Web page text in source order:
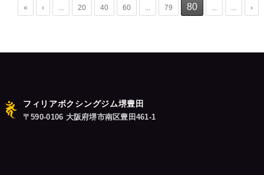
« ‹ ... 20 40 60 ... 79 80 ... ... ›
フィリアボクシングジム堺豊田
〒590-0106 大阪府堺市南区豊田461-1